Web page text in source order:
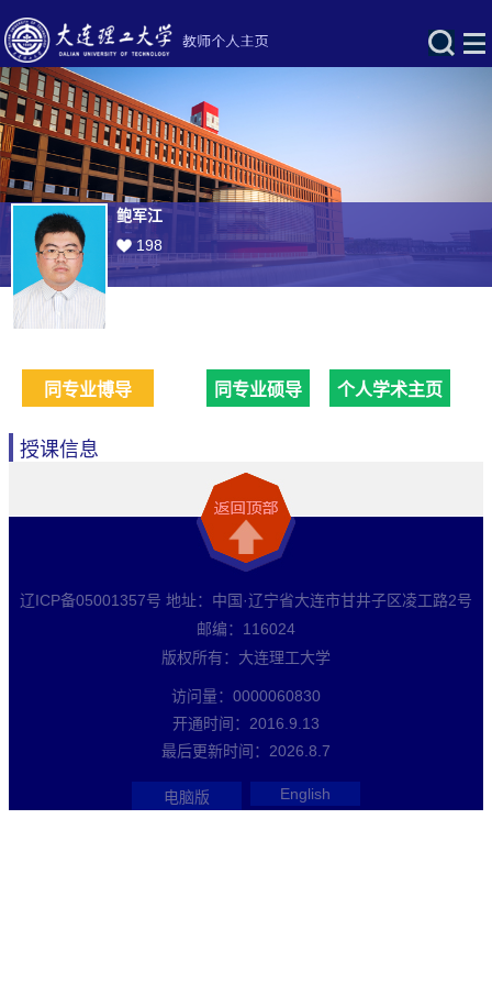
鲍军江
198
同专业博导 同专业硕导 个人学术主页
授课信息
辽ICP备05001357号 地址：中国·辽宁省大连市甘井子区凌工路2号
邮编：116024
版权所有：大连理工大学
访问量： 0000060830
开通时间： 2016 9 13
最后更新时间： 2026 8 7
电脑版 English